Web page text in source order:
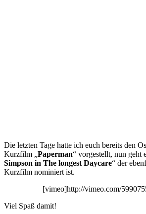
Die letzten Tage hatte ich euch bereits den
Kurzfilm „Paperman“ vorgestellt, nun geht
Simpson in The longest Daycare“ der
Kurzfilm nominiert ist.
[vimeo]http://vimeo.com/
Viel Spaß damit!